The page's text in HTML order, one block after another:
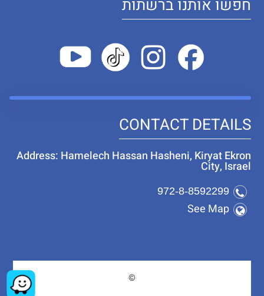
חפשו אותנו ברשתות
CONTACT DETAILS
Address: Hamelech Hassan Hasheni, Kiryat Ekron
City, Israel
972-8-8592299
See Map
©